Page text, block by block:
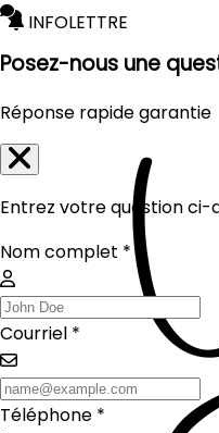
INFOLETTRE
Posez-nous une
Réponse rapide garantie
Entrez votre question ci-
Nom complet *
Courriel *
Téléphone *